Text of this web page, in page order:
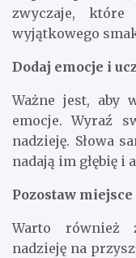
zwyczaje,
wyjątkowego
Dodaj emocje i
Ważne jest, aby
emocje. Wyraź
nadzieję. Słowa
nadają im głębię i
Pozostaw miejsce
Warto również
nadzieję na